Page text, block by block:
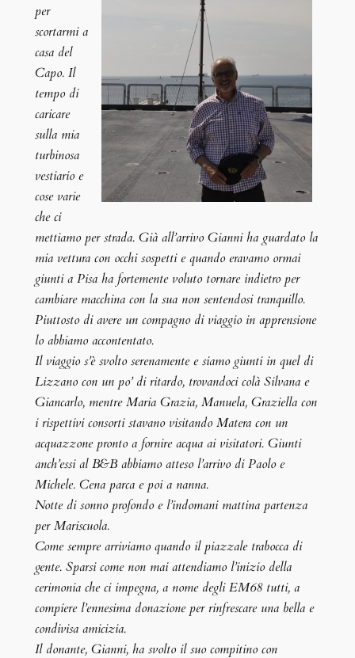
per
scortarmi a
casa del
Capo. Il
tempo di
caricare
sulla mia
turbinosa
vestiario e
cose varie
che ci
mettiamo per strada. Già all’arrivo Gianni ha guardato la
mia vettura con occhi sospetti e quando eravamo ormai
giunti a Pisa ha fortemente voluto tornare indietro per
cambiare macchina con la sua non sentendosi tranquillo.
Piuttosto di avere un compagno di viaggio in apprensione
lo abbiamo accontentato.
Il viaggio s’è svolto serenamente e siamo giunti in quel di
Lizzano con un po’ di ritardo, trovandoci colà Silvana e
Giancarlo, mentre Maria Grazia, Manuela, Graziella con
i rispettivi consorti stavano visitando Matera con un
acquazzone pronto a fornire acqua ai visitatori. Giunti
anch’essi al B&B abbiamo atteso l’arrivo di Paolo e
Michele. Cena parca e poi a nanna.
Notte di sonno profondo e l’indomani mattina partenza
per Mariscuola.
Come sempre arriviamo quando il piazzale trabocca di
gente. Sparsi come non mai attendiamo l’inizio della
cerimonia che ci impegna, a nome degli EM68 tutti, a
compiere l’ennesima donazione per rinfrescare una bella e
condivisa amicizia.
Il donante, Gianni, ha svolto il suo compitino con